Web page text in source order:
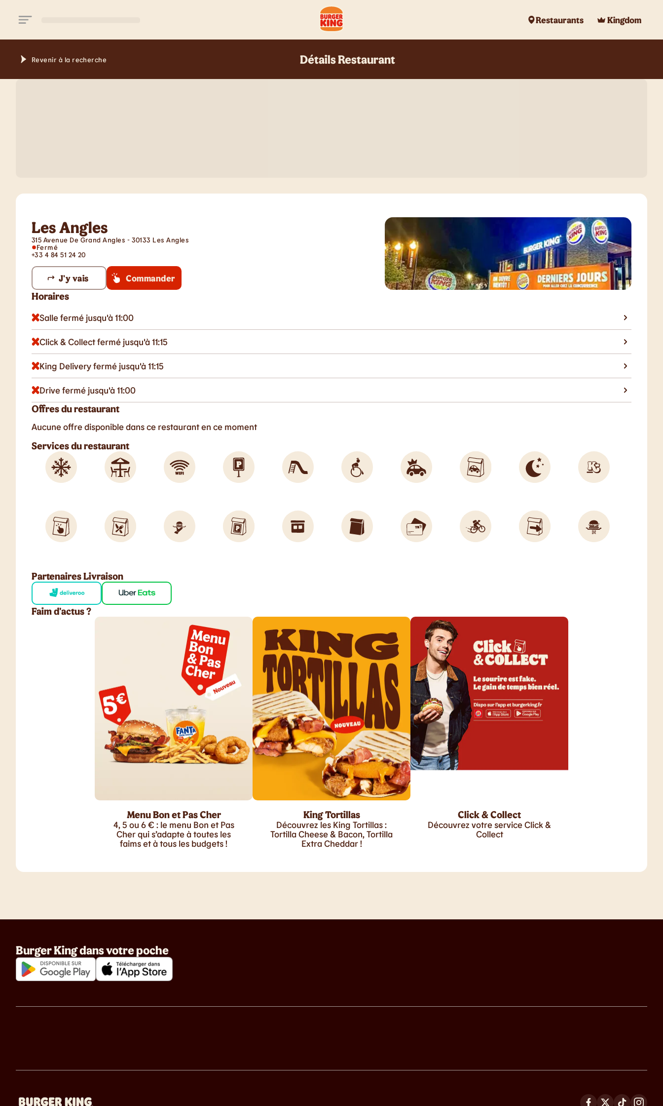
Restaurants
Kingdom
Revenir à la recherche Détails Restaurant
Les Angles
315 Avenue De Grand Angles - 30133 Les Angles
Fermé
+33 4 84 51 24 20
J'y vais Commander
Horaires
Salle fermé jusqu'à 11:00
Click & Collect fermé jusqu'à 11:15
King Delivery fermé jusqu'à 11:15
Drive fermé jusqu'à 11:00
Offres du restaurant
Aucune offre disponible dans ce restaurant en ce moment
Services du restaurant
Partenaires Livraison
Faim d'actus ?
Menu Bon et Pas Cher
4, 5 ou 6 € : le menu Bon et Pas
Cher qui s’adapte à toutes les
faims et à tous les budgets !
King Tortillas
Découvrez les King Tortillas :
Tortilla Cheese & Bacon, Tortilla
Extra Cheddar !
Click & Collect
Découvrez votre service Click &
Collect
Burger King dans votre poche